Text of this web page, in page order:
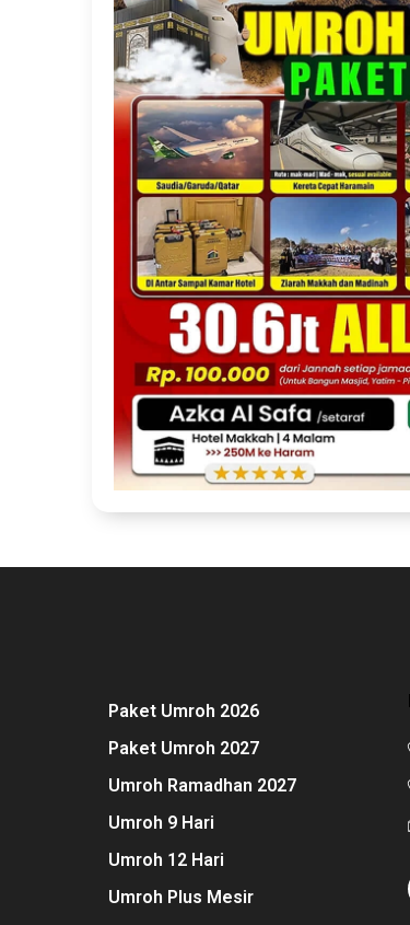
Paket Umroh 2026
Paket Umroh 2027
Umroh Ramadhan 2027
Umroh 9 Hari
Umroh 12 Hari
Umroh Plus Mesir